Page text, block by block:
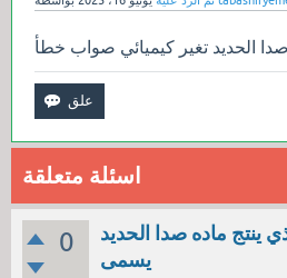
صدا الحديد تغير كيميائي صواب خطأ
اسئلة متعلقة
0
ينتج ماده صدا الحديد
يسمى